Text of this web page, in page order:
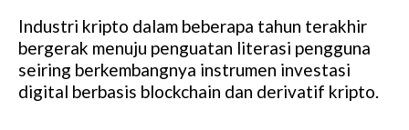
Industri kripto dalam beberapa tahun terakhir
bergerak menuju penguatan literasi pengguna
seiring berkembangnya instrumen investasi
digital berbasis blockchain dan derivatif kripto.